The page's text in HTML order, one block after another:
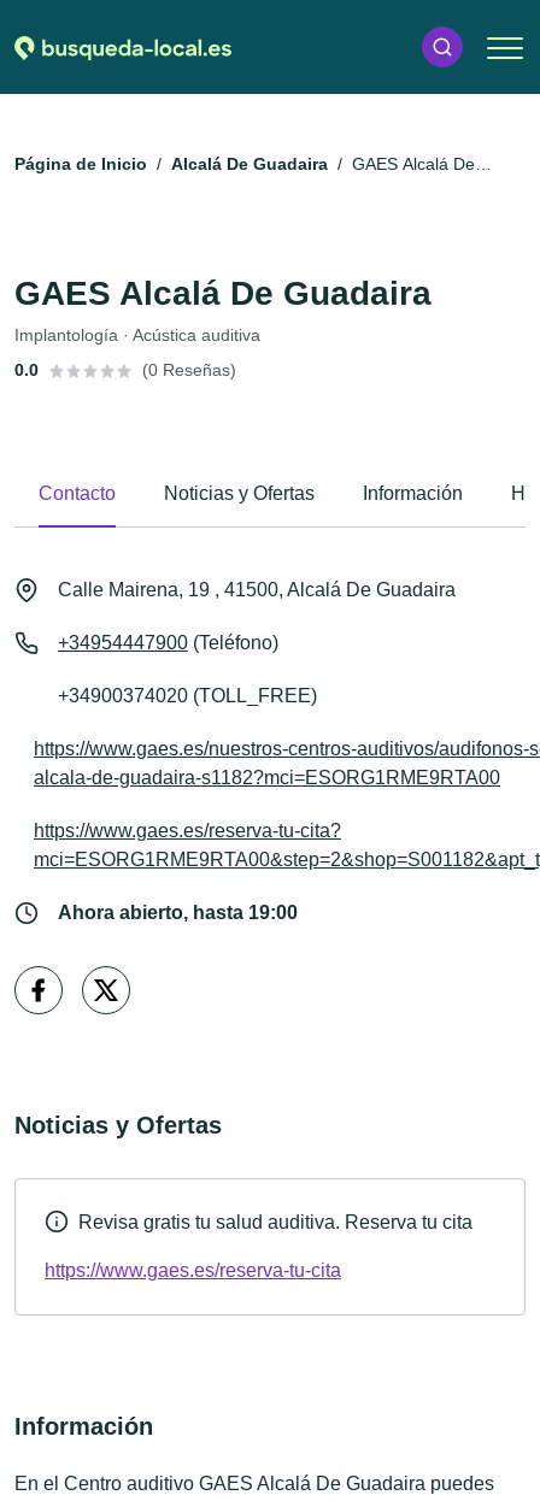
Página de Inicio Alcalá De Guadaira
GAES Alcalá De
GAES Alcalá De Guadaira
Implantología · Acústica auditiva
0.0
(0 Reseñas)
Contacto Noticias y Ofertas Información
Calle Mairena, 19 , 41500, Alcalá De Guadaira
+34954447900 (Teléfono)
+34900374020 (TOLL_FREE)
https://www.gaes.es/nuestros-centros-auditivos/audifonos-
alcala-de-guadaira-s1182?mci=ESORG1RME9RTA00
https://www.gaes.es/reserva-tu-cita?
Ahora abierto, hasta 19:00
Noticias y Ofertas
Revisa gratis tu salud auditiva. Reserva tu cita
https://www.gaes.es/reserva-tu-cita
Información
En el Centro auditivo GAES Alcalá De Guadaira puedes